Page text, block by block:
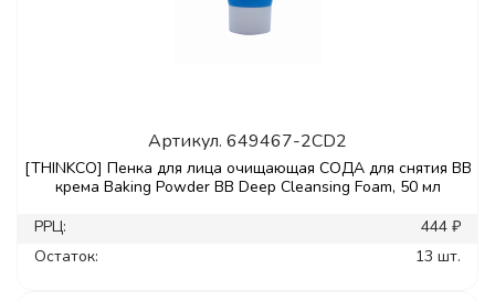
Артикул. 649467-2CD2
[THINKCO] Пенка для лица очищающая СОДА для снятия ВВ
крема Baking Powder ВВ Deep Cleansing Foam, 50 мл
РРЦ:
444 ₽
Остаток:
13 шт.